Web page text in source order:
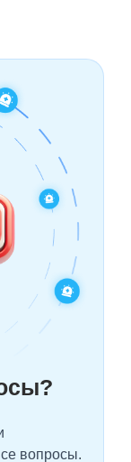
вопросы.